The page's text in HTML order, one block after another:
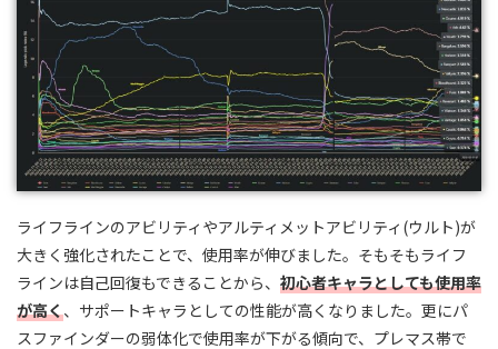
ライフラインのアビリティやアルティメットアビリティ(ウルト)が
大きく強化されたことで、使用率が伸びました。そもそもライフ
ラインは自己回復もできることから、 初心者キャラとしても使用率
が高く、サポートキャラとしての性能が高くなりました。更にパ
スファインダーの弱体化で使用率が下がる傾向で、プレマス帯で